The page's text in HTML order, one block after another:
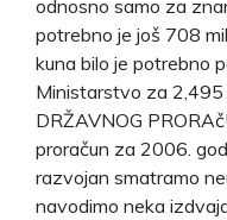
odnosno samo za
potrebno je još 708
kuna bilo je potrebno
Ministarstvo za 2,495
DRŽAVNOG
proračun za 2006.
razvojan smatramo
navodimo neka